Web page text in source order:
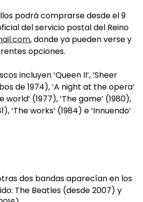
podrá comprarse desde el 9
del servicio postal del Reino
, donde ya pueden verse y
opciones.
incluyen ‘Queen II’, ‘Sheer
de 1974), ‘A night at the opera’
world’ (1977), ‘The game’ (1980),
‘The works’ (1984) e ‘Innuendo’
dos bandas aparecían en los
The Beatles (desde 2007) y